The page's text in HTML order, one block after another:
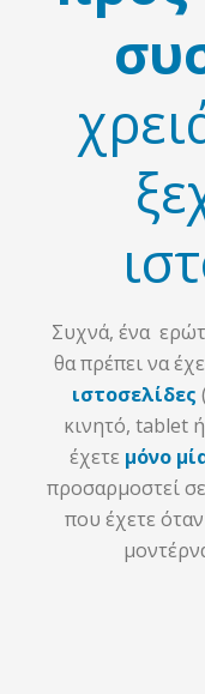
Συχνά, ένα
θα πρέπει να
ιστοσελίδες
κινητό, tablet
έχετε μόνο
προσαρμοστεί
που έχετε